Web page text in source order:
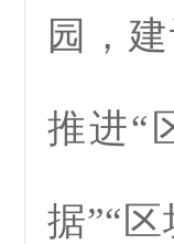
园，
推进“
据”“